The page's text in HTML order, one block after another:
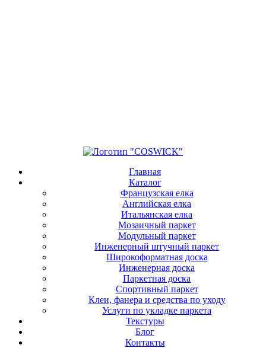
Главная
Каталог
Французская елка
Английская елка
Итальянская елка
Мозаичный паркет
Модульный паркет
Инженерный штучный паркет
Широкоформатная доска
Инженерная доска
Паркетная доска
Спортивный паркет
Клеи, фанера и средства по уходу
Услуги по укладке паркета
Текстуры
Блог
Контакты